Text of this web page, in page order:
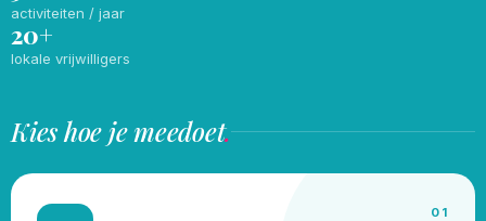
activiteiten / jaar
20+
lokale vrijwilligers
Kies hoe je meedoet.
01